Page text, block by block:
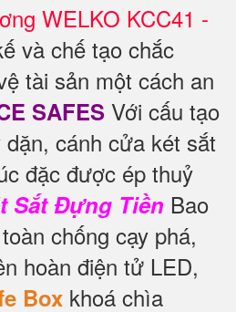
WELKO KCC41 -
và chế tạo chắc
tài sản một cách an
SAFES Với cấu tạo
cánh cửa két sắt
đặc được ép thuỷ
Sắt Đựng Tiền Bao
chống cạy phá,
hoàn điện tử LED,
Box khoá chìa